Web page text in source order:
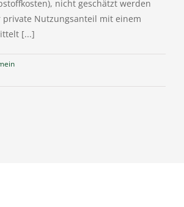
nicht geschätzt werden
Nutzungsanteil mit einem
[...]